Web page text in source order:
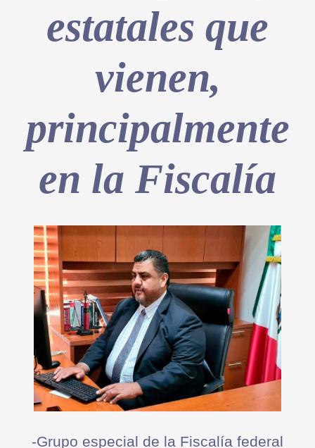
estatales que
vienen,
principalmente
en la Fiscalía
-Grupo especial de la Fiscalía federal